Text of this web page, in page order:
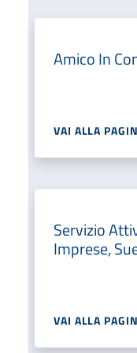
Amico In
VAI ALLA
Servizio
Imprese,
VAI ALLA